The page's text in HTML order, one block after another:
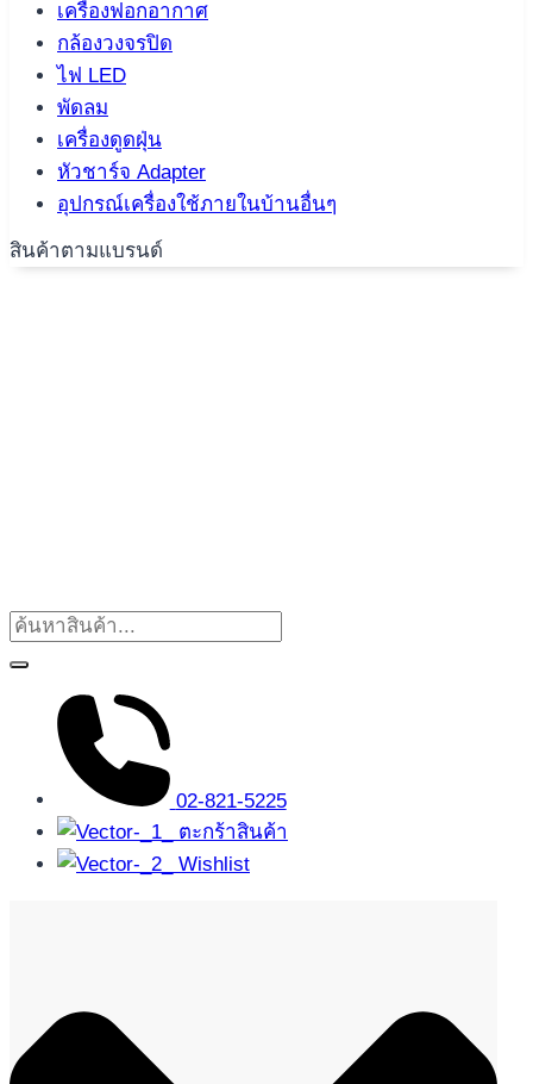
เครื่องฟอกอากาศ
กล้องวงจรปิด
ไฟ LED
พัดลม
เครื่องดูดฝุ่น
หัวชาร์จ Adapter
อุปกรณ์เครื่องใช้ภายในบ้านอื่นๆ
สินค้าตามแบรนด์
02-821-5225
ตะกร้าสินค้า
Wishlist